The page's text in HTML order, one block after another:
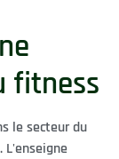
fitness
le secteur du
L'enseigne